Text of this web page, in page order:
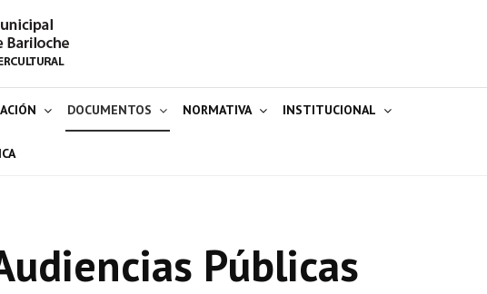
DOCUMENTOS NORMATIVA INSTITUCIONAL
Públicas